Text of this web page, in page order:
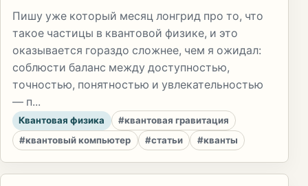
Пишу уже который месяц лонгрид про то, что
такое частицы в квантовой физике, и это
оказывается гораздо сложнее, чем я ожидал:
соблюсти баланс между доступностью,
точностью, понятностью и увлекательностью
— п...
Квантовая физика
#квантовая гравитация
#квантовый компьютер
#статьи #кванты